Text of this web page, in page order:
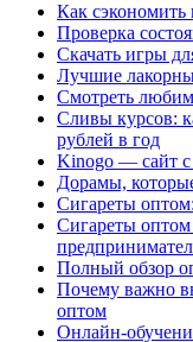
Как сэкономить
Проверка
Скачать игры
Лучшие
Смотреть
Сливы курсов:
рублей в год
Kinogo — сайт
Дорамы,
Сигареты
Сигареты
Полный обзор
Почему важно
оптом
Онлайн-